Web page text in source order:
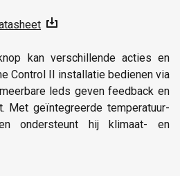
kan verschillende acties en
Control II installatie bedienen via
leds geven feedback en
Met geïntegreerde temperatuur-
ondersteunt hij klimaat- en